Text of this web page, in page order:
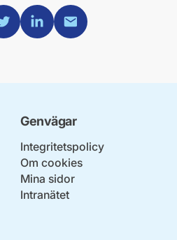
via Twitter
Dela via Linkedin
Dela via Mail
Genvägar
Integritetspolicy
Om cookies
Mina sidor
Intranätet